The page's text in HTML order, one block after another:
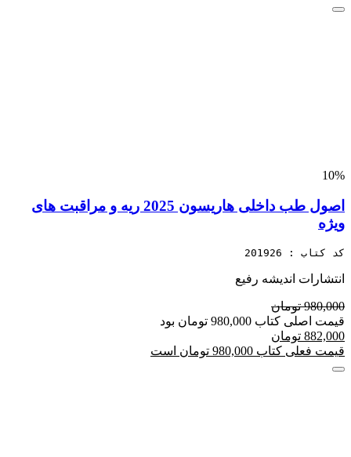
10%
اصول طب داخلی هاریسون 2025 ریه و مراقبت های
ویژه
کد کتاب : 201926
انتشارات اندیشه رفیع
980,000 تومان
قیمت اصلی کتاب 980,000 تومان بود
882,000 تومان
قیمت فعلی کتاب 980,000 تومان است